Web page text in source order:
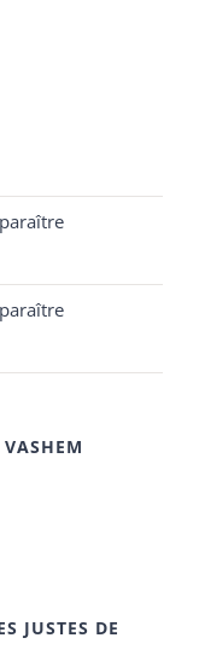
JUSTES DE